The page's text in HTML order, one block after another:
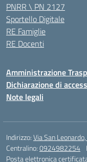
PNRR \ PN 2127
Sportello Digitale
RE Famiglie
RE Docenti
Amministrazione
Dichiarazione di
Note legali
Indirizzo:Via San
Centralino:0924982254
Posta elettronica